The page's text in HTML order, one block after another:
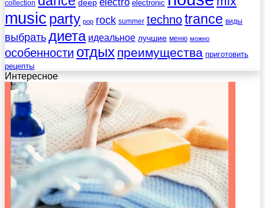
collection deep electronic
music party pop rock summer technotrance виды
выбратьдиета идеальное лучшие меню можно
особенности отдых преимущества приготовить
рецепты
Интересное